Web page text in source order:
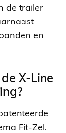
de trailer
en
X-Line
Fit-Zel.